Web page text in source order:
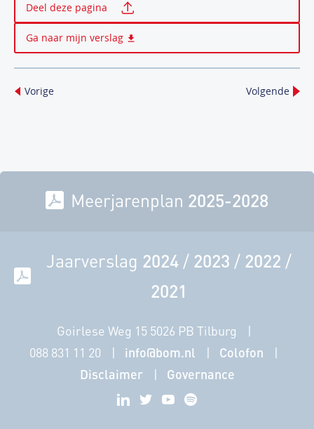
Deel deze pagina
Ga naar mijn verslag
Vorige Volgende
Meerjarenplan 2025-2028
Jaarverslag 2024/ 2023 / 2022 /
2021
Goirlese Weg 15 5026 PB Tilburg
088 831 11 20
info@bom.nl
Colofon
Disclaimer
Governance